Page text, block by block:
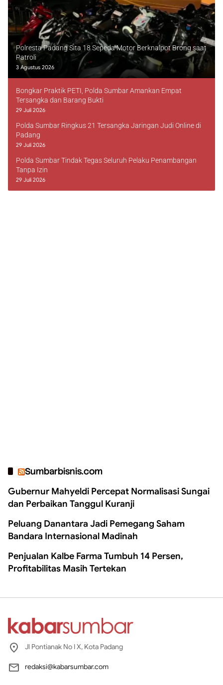
Polresta Padang Sita 18 Sepeda Motor Berknalpot Brong saat
Patroli
3 Agustus 2026
Bongkar Praktik PETI, Polda Sumbar Amankan Empat
Tersangka dan Barang Bukti
29 Juli 2026
Polda Sumbar Ringkus 21 Tersangka Jaringan Judi Online di
Padang
29 Juli 2026
Polda Sumbar Tindak Tegas Seluruh Pelaku Penambangan
Tanpa Izin
29 Juli 2026
Sumbarbisnis.com
Gubernur Mahyeldi Percepat Normalisasi Sungai
dan Perbaikan Tanggul Kuranji
Peluang Danantara Jadi Pemegang Saham
Bandara Internasional Madinah
Penjualan Kalbe Farma Tumbuh 14 Persen,
Profitabilitas Masih Tertekan
Jl Pontianak No I X, Kota Padang
redaksi@kabarsumbar.com